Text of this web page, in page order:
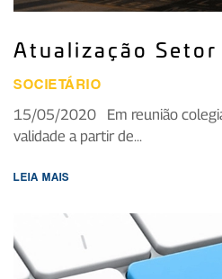
Atualização Setor
SOCIETÁRIO
15/05/2020 Em reunião
validade a partir de...
LEIA MAIS